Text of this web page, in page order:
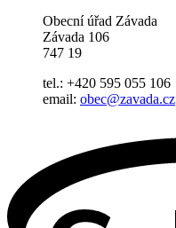
Obecní úřad Závada
Závada 106
747 19
tel.: +420 595 055 106
email: obec@zavada.cz